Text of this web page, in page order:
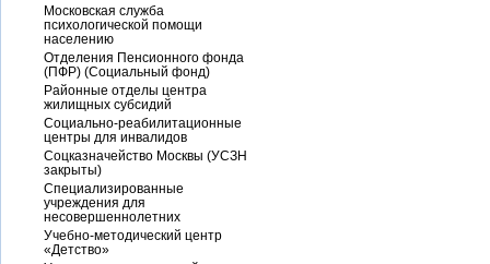
Московская служба
психологической помощи
населению
Отделения Пенсионного фонда
(ПФР) (Социальный фонд)
Районные отделы центра
жилищных субсидий
Социально-реабилитационные
центры для инвалидов
Соцказначейство Москвы (УСЗН
закрыты)
Специализированные
учреждения для
несовершеннолетних
Учебно-методический центр
«Детство»